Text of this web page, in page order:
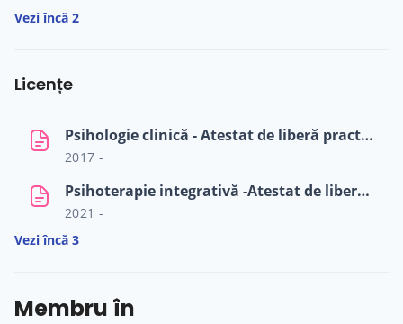
Vezi încă 2
Licențe
Psihologie clinică - Atestat de liberă practică avizat de către Colegiul Psihologilor din România
2017 -
Psihoterapie integrativă -Atestat de liberă practică avizat de Colegiul Psihologilor din România
2021 -
Vezi încă 3
Membru în